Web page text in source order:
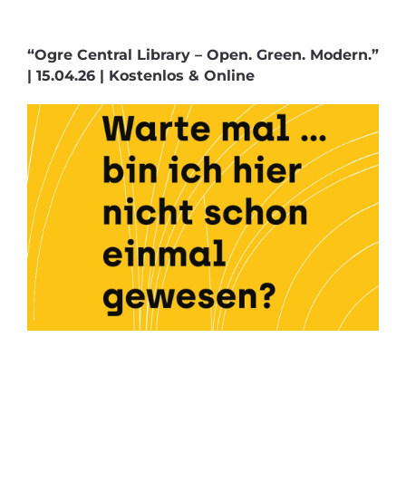
“Ogre Central Library – Open. Green. Modern.”
| 15.04.26 | Kostenlos & Online